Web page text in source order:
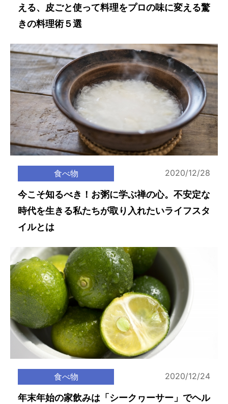
える、皮ごと使って料理をプロの味に変える驚
きの料理術５選
食べ物 2020/12/28
今こそ知るべき！お粥に学ぶ禅の心。不安定な
時代を生きる私たちが取り入れたいライフスタ
イルとは
食べ物 2020/12/24
年末年始の家飲みは「シークヮーサー」でヘル